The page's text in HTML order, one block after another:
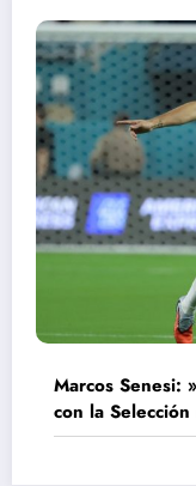
Marcos Senesi:
con la